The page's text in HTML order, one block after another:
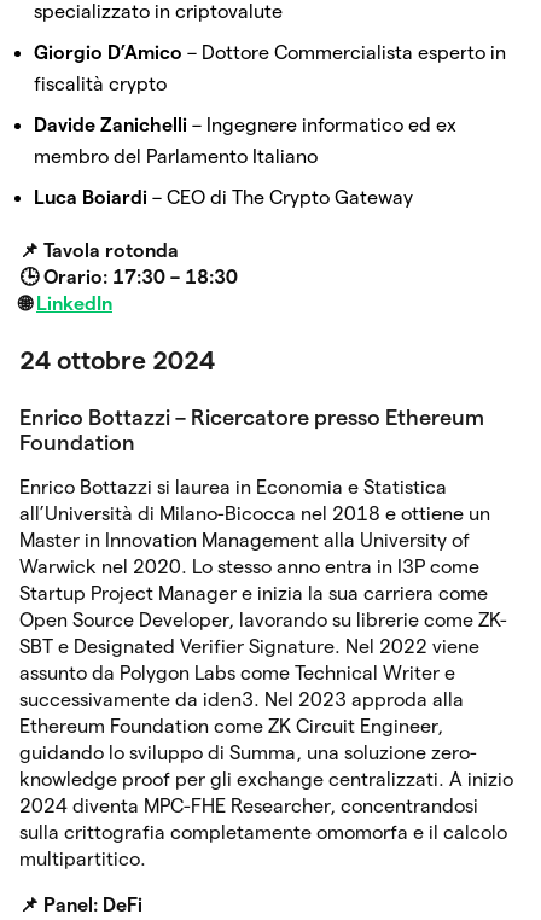
specializzato in criptovalute
Giorgio D’Amico – Dottore Commercialista esperto in
fiscalità crypto
Davide Zanichelli – Ingegnere informatico ed ex
membro del Parlamento Italiano
Luca Boiardi – CEO di The Crypto Gateway
📌 Tavola rotonda
🕒 Orario: 17:30 – 18:30
🌐 LinkedIn
24 ottobre 2024
Enrico Bottazzi – Ricercatore presso Ethereum
Foundation
Enrico Bottazzi si laurea in Economia e Statistica
all’Università di Milano-Bicocca nel 2018 e ottiene un
Master in Innovation Management alla University of
Warwick nel 2020. Lo stesso anno entra in I3P come
Startup Project Manager e inizia la sua carriera come
Open Source Developer, lavorando su librerie come ZK-
SBT e Designated Verifier Signature. Nel 2022 viene
assunto da Polygon Labs come Technical Writer e
successivamente da iden3. Nel 2023 approda alla
Ethereum Foundation come ZK Circuit Engineer,
guidando lo sviluppo di Summa, una soluzione zero-
knowledge proof per gli exchange centralizzati. A inizio
2024 diventa MPC-FHE Researcher, concentrandosi
sulla crittografia completamente omomorfa e il calcolo
multipartitico.
📌 Panel: DeFi